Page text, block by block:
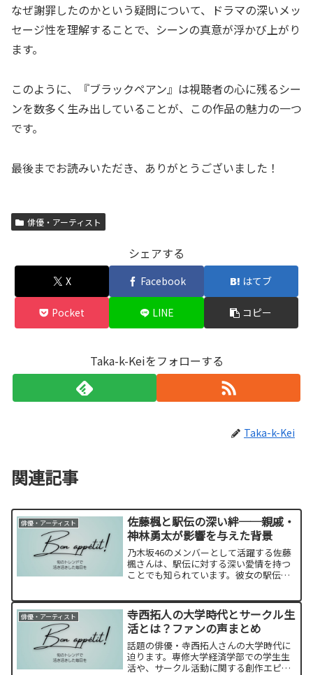
なぜ謝罪したのかという疑問について、ドラマの深いメッ
セージ性を理解することで、シーンの真意が浮かび上がり
ます。
このように、『ブラックペアン』は視聴者の心に残るシー
ンを数多く生み出していることが、この作品の魅力の一つ
です。
最後までお読みいただき、ありがとうございました！
俳優・アーティスト
シェアする
X Facebook はてブ
Pocket LINE コピー
Taka-k-Keiをフォローする
Taka-k-Kei
関連記事
俳優・アーティスト
佐藤楓と駅伝の深い絆──親戚・
神林勇太が影響を与えた背景
乃木坂46のメンバーとして活躍する佐藤
楓さんは、駅伝に対する深い愛情を持つ
ことでも知られています。彼女の駅伝好
在がありました。
俳優・アーティスト
寺西拓人の大学時代とサークル生
活とは？ファンの声まとめ
話題の俳優・寺西拓人さんの大学時代に
迫ります。専修大学経済学部での学生生
活や、サークル活動に関する創作エピソ